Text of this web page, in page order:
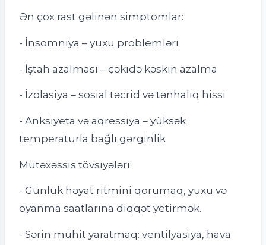
Ən çox rast gəlinən simptomlar:
- İnsomniya – yuxu problemləri
- İştah azalması – çəkidə kəskin azalma
- İzolasiya – sosial təcrid və tənhalıq hissi
- Anksiyeta və aqressiya – yüksək
temperaturla bağlı gərginlik
Mütəxəssis tövsiyələri:
- Günlük həyat ritmini qorumaq, yuxu və
oyanma saatlarına diqqət yetirmək.
- Sərin mühit yaratmaq: ventilyasiya, hava